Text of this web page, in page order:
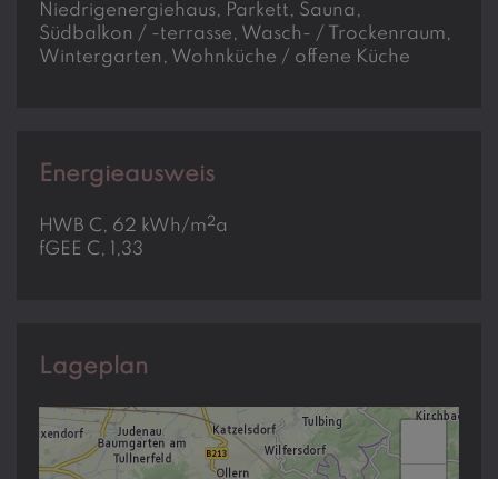
Niedrigenergiehaus
Parkett
Sauna
Südbalkon / -terrasse Wasch- / Trockenraum
Wintergarten
Wohnküche / offene Küche
Energieausweis
HWB C, 62 kWh/m2a
fGEE C, 1,33
Lageplan